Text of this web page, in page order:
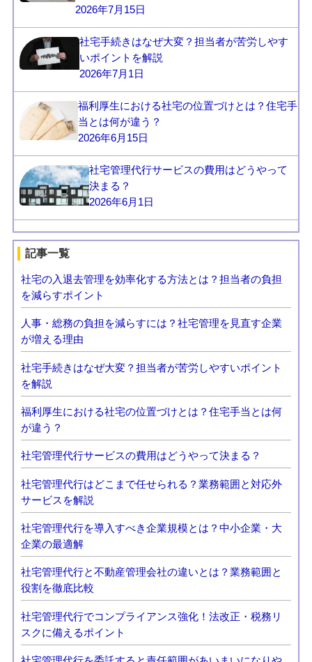
2026年7月15日
社宅手続きはなぜ大変？担当者が苦労しやす
いポイントを解説
2026年7月1日
福利厚生における社宅の位置づけとは？住宅手
当とは何が違う？
2026年6月15日
社宅管理代行サービスの費用はどうやって
決まる？
2026年6月1日
記事一覧
社宅の入退去管理を効率化する方法とは？担当者の負担
を減らすポイント
人事・総務の負担を減らすには？社宅管理を見直す企業
が増える理由
社宅手続きはなぜ大変？担当者が苦労しやすいポイント
を解説
福利厚生における社宅の位置づけとは？住宅手当とは何
が違う？
社宅管理代行サービスの費用はどうやって決まる？
社宅管理代行はどこまで任せられる？業務範囲と対応外
サービスを解説
社宅管理代行を導入すべき企業規模とは？中小企業・大
企業の最適解
社宅管理代行と不動産管理会社の違いとは？業務範囲と
役割を徹底比較
社宅管理代行でコンプライアンス強化！法改正・税務リ
スクに備えるポイント